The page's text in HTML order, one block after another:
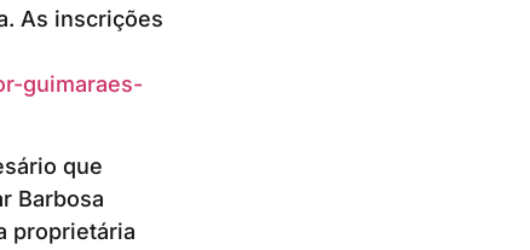
As inscrições
guimaraes-
que
Barbosa
proprietária